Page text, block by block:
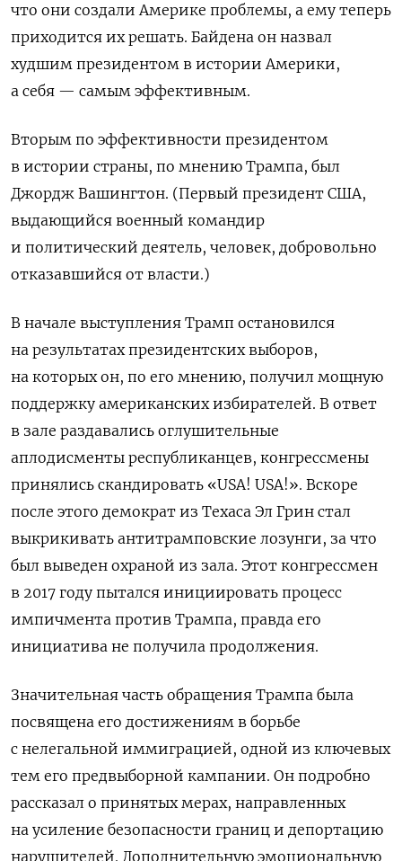
что они создали Америке проблемы, а ему теперь
приходится их решать. Байдена он назвал
худшим президентом в истории Америки,
а себя — самым эффективным.
Вторым по эффективности президентом
в истории страны, по мнению Трампа, был
Джордж Вашингтон. (Первый президент США,
выдающийся военный командир
и политический деятель, человек, добровольно
отказавшийся от власти.)
В начале выступления Трамп остановился
на результатах президентских выборов,
на которых он, по его мнению, получил мощную
поддержку американских избирателей. В ответ
в зале раздавались оглушительные
аплодисменты республиканцев, конгрессмены
принялись скандировать «USA! USA!». Вскоре
после этого демократ из Техаса Эл Грин стал
выкрикивать антитрамповские лозунги, за что
был выведен охраной из зала. Этот конгрессмен
в 2017 году пытался инициировать процесс
импичмента против Трампа, правда его
инициатива не получила продолжения.
Значительная часть обращения Трампа была
посвящена его достижениям в борьбе
с нелегальной иммиграцией, одной из ключевых
тем его предвыборной кампании. Он подробно
рассказал о принятых мерах, направленных
на усиление безопасности границ и депортацию
нарушителей. Дополнительную эмоциональную